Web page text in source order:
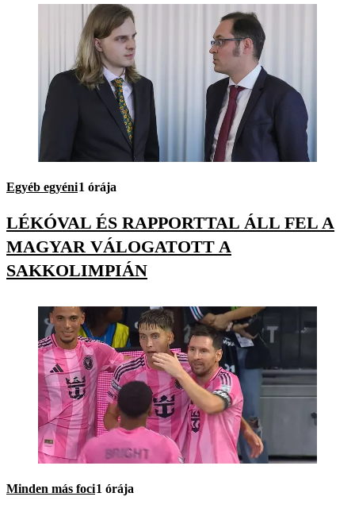
Egyéb egyéni1 órája
LÉKÓVAL ÉS RAPPORTTAL ÁLL FEL A
MAGYAR VÁLOGATOTT A
SAKKOLIMPIÁN
Minden más foci1 órája